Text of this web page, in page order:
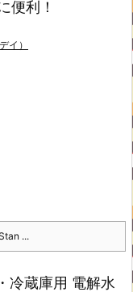
便利！
イ）
...
冷蔵庫用 電解水